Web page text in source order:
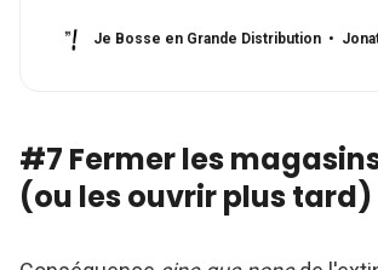
label Great Place to work. Propos
Je Bosse en Grande Distribution
#7 Fermer les
(ou les ouvrir plus tard)